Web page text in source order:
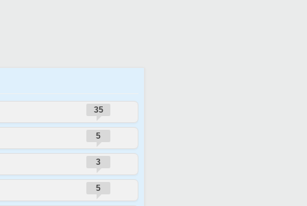
35
5
3
5